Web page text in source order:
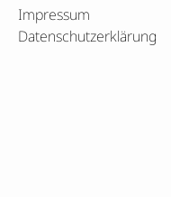
Impressum
Datenschutzerklärung